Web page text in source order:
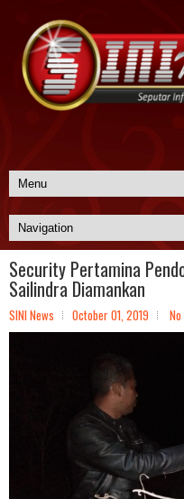
Security Pertamina
Sailindra Diamankan
SINI News October 01, 2019